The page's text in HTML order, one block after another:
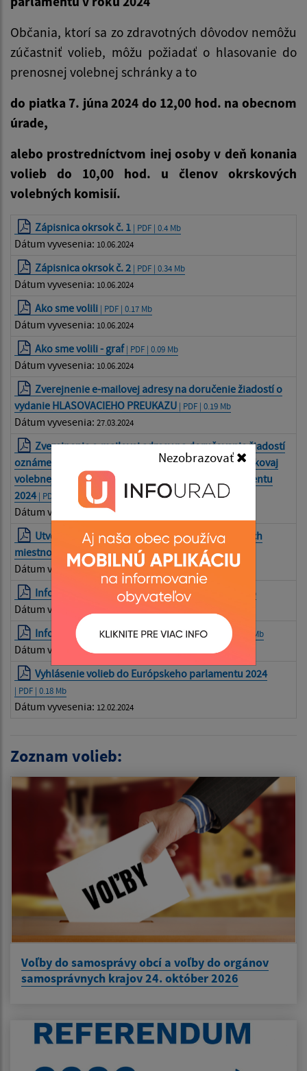
Nezobrazovať
Občania, ktorí sa zo zdravotných dôvodov nemôžu
zúčastniť volieb, môžu požiadať o hlasovanie do
prenosnej volebnej schránky a to
do piatka 7. júna 2024 do 12,00 hod. na obecnom
úrade,
alebo prostredníctvom inej osoby v deň konania
volieb do 10,00 hod. u členov okrskových
volebných komisií.
Zápisnica okrsok č. 1 | PDF | 0.4 Mb
Dátum vyvesenia: 10.06.2024
Zápisnica okrsok č. 2 | PDF | 0.34 Mb
Dátum vyvesenia: 10.06.2024
Ako sme volili | PDF | 0.17 Mb
Dátum vyvesenia: 10.06.2024
Ako sme volili - graf | PDF | 0.09 Mb
Dátum vyvesenia: 10.06.2024
Zverejnenie e-mailovej adresy na doručenie žiadostí o
vydanie HLASOVACIEHO PREUKAZU | PDF | 0.19 Mb
Dátum vyvesenia: 27.03.2024
Zverejnenie e-mailovej adresy na doručovanie žiadostí
oznámenia o delegovaní člena a náhradníka do okrskovaj
volebnej komisie vo voľbách do Európskeho parlamentu
2024 | PDF | 0.19 Mb
Dátum vyvesenia: 26.02.2024
Utvorenie volebných okrskov a určenie volebných
miestností
| PDF | 0.17 Mb
Dátum vyvesenia:26.02.2024
Informácia pre voliča - anglický jazyk | PDF | 0.02 Mb
Dátum vyvesenia:
Informácia pre voliča - slovenský jazyk | PDF | 0.21 Mb
Dátum vyvesenia:
Vyhlásenie volieb do Európskeho parlamentu 2024
| PDF | 0.18 Mb
Dátum vyvesenia: 12.02.2024
Zoznam volieb:
Voľby do samosprávy obcí a voľby do orgánov
samosprávnych krajov 24. október 2026